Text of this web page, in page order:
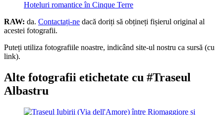
Hoteluri romantice în Cinque Terre
RAW: da. Contactați-ne dacă doriți să obțineți fișierul original al
acestei fotografii.
Puteți utiliza fotografiile noastre, indicând site-ul nostru ca sursă (cu
link).
Alte fotografii etichetate cu #Traseul
Albastru